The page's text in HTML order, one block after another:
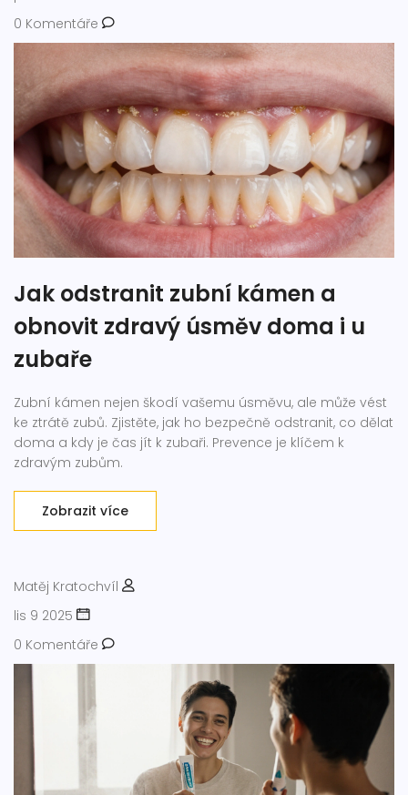
0 Komentáře
Jak odstranit zubní kámen a
obnovit zdravý úsměv doma i u
zubaře
Zubní kámen nejen škodí vašemu úsměvu, ale může vést
ke ztrátě zubů. Zjistěte, jak ho bezpečně odstranit, co dělat
doma a kdy je čas jít k zubaři. Prevence je klíčem k
zdravým zubům.
Zobrazit více
Matěj Kratochvíl
lis 9 2025
0 Komentáře